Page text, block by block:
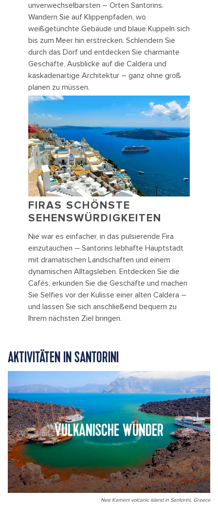
unverwechselbarsten – Orten Santorins.
Wandern Sie auf Klippenpfaden, wo
weißgetünchte Gebäude und blaue Kuppeln sich
bis zum Meer hin erstrecken. Schlendern Sie
durch das Dorf und entdecken Sie charmante
Geschäfte, Ausblicke auf die Caldera und
kaskadenartige Architektur – ganz ohne groß
planen zu müssen.
FIRAS SCHÖNSTE
SEHENSWÜRDIGKEITEN
Nie war es einfacher, in das pulsierende Fira
einzutauchen – Santorins lebhafte Hauptstadt
mit dramatischen Landschaften und einem
dynamischen Alltagsleben. Entdecken Sie die
Cafés, erkunden Sie die Geschäfte und machen
Sie Selfies vor der Kulisse einer alten Caldera –
und lassen Sie sich anschließend bequem zu
Ihrem nächsten Ziel bringen.
AKTIVITÄTEN IN SANTORINI
VULKANISCHE WUNDER
Nea Kameni volcanic island in Santorini, Greece